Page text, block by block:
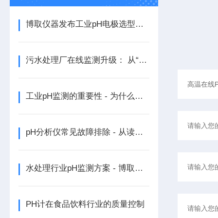
博取仪器发布工业pH电极选型指南：有机相与无机相、常温与高温全场景覆盖
污水处理厂在线监测升级： 从“人工抽检“走向“全天候智能感知“
工业pH监测的重要性 - 为什么你的化工厂需要实时pH监控?
pH分析仪常见故障排除 - 从读数漂移到通讯故障的完整解决方案
水处理行业pH监测方案 - 博取仪器助力污水处理厂精准控制
PH计在食品饮料行业的质量控制